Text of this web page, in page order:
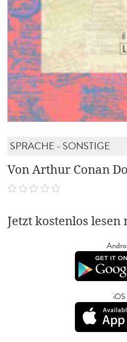
SPRACHE - SONSTIGE
Von Arthur Conan
Jetzt kostenlos
iOS